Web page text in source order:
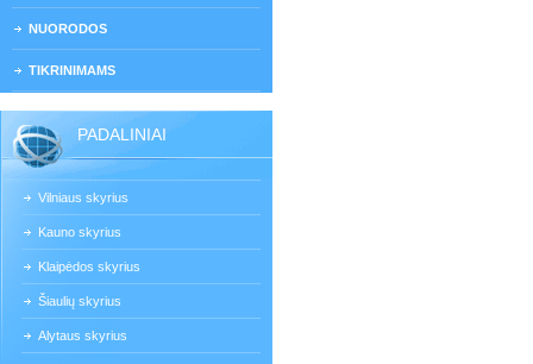
NUORODOS
TIKRINIMAMS
PADALINIAI
Vilniaus skyrius
Kauno skyrius
Klaipėdos skyrius
Šiaulių skyrius
Alytaus skyrius